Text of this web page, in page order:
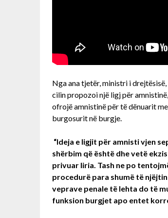
Nga ana tjetër, ministri i
cilin propozoi një ligj për
ofrojë amnistinë për të dënuarit
burgosurit në burgje.
“Ideja e ligjit për amnisti vjen
shërbim që është dhe vetë
privuar liria. Tash ne po
procedurë para shumë të
veprave penale të lehta do të
funksion burgjet apo entet